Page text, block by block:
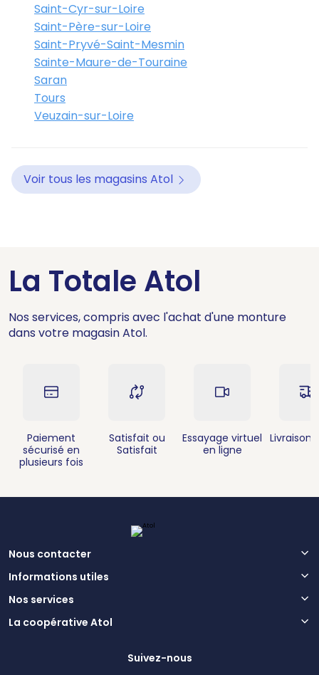
Saint-Cyr-sur-Loire
Saint-Père-sur-Loire
Saint-Pryvé-Saint-Mesmin
Sainte-Maure-de-Touraine
Saran
Tours
Veuzain-sur-Loire
Voir tous les magasins Atol
La Totale Atol
Nos services, compris avec l'achat d'une monture
dans votre magasin Atol.
Paiement
sécurisé en
plusieurs fois
Satisfait ou
Satisfait
Essayage virtuel
en ligne
Livraison
Nous contacter
Informations utiles
Nos services
La coopérative Atol
Suivez-nous